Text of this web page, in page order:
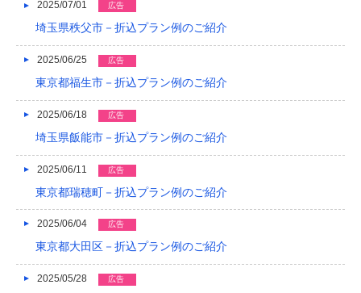
2015/11
2015/08
2015/07
2015/05
2015/01
2014/12
2014/11
2025/07/01 広告
埼玉県秩父市－折込プラン例のご紹介
2025/06/25 広告
東京都福生市－折込プラン例のご紹介
2025/06/18 広告
埼玉県飯能市－折込プラン例のご紹介
2025/06/11 広告
東京都瑞穂町－折込プラン例のご紹介
2025/06/04 広告
東京都大田区－折込プラン例のご紹介
2025/05/28 広告